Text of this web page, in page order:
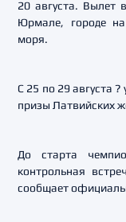
20 августа. Вылет
Юрмале, городе на
моря.
С 25 по 29 августа
призы Латвийских
До старта
контрольная
сообщает